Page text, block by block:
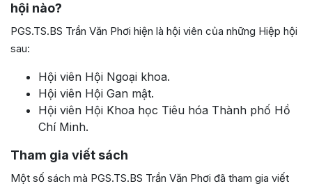
hội nào?
PGS.TS.BS Trần Văn Phơi hiện là hội viên của những Hiệp hội
sau:
Hội viên Hội Ngoại khoa.
Hội viên Hội Gan mật.
Hội viên Hội Khoa học Tiêu hóa Thành phố Hồ
Chí Minh.
Tham gia viết sách
Một số sách mà PGS.TS.BS Trần Văn Phơi đã tham gia viết